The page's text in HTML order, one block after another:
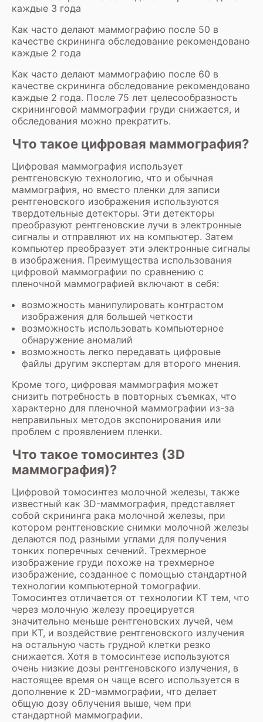
каждые 3 года
Как часто делают маммографию после 50 в
качестве скрининга обследование рекомендовано
каждые 2 года
Как часто делают маммографию после 60 в
качестве скрининга обследование рекомендовано
каждые 2 года. После 75 лет целесообразность
скрининговой маммографии груди снижается, и
обследования можно прекратить.
Что такое цифровая маммография?
Цифровая маммография использует
рентгеновскую технологию, что и обычная
маммография, но вместо пленки для записи
рентгеновского изображения используются
твердотельные детекторы. Эти детекторы
преобразуют рентгеновские лучи в электронные
сигналы и отправляют их на компьютер. Затем
компьютер преобразует эти электронные сигналы
в изображения. Преимущества использования
цифровой маммографии по сравнению с
пленочной маммографией включают в себя:
возможность манипулировать контрастом
изображения для большей четкости
возможность использовать компьютерное
обнаружение аномалий
возможность легко передавать цифровые
файлы другим экспертам для второго мнения.
Кроме того, цифровая маммография может
снизить потребность в повторных съемках, что
характерно для пленочной маммографии из-за
неправильных методов экспонирования или
проблем с проявлением пленки.
Что такое томосинтез (3D
маммография)?
Цифровой томосинтез молочной железы, также
известный как 3D-маммография, представляет
собой скрининга рака молочной железы, при
котором рентгеновские снимки молочной железы
делаются под разными углами для получения
тонких поперечных сечений. Трехмерное
изображение груди похоже на трехмерное
изображение, созданное с помощью стандартной
технологии компьютерной томографии.
Томосинтез отличается от технологии КТ тем, что
через молочную железу проецируется
значительно меньше рентгеновских лучей, чем
при КТ, и воздействие рентгеновского излучения
на остальную часть грудной клетки резко
снижается. Хотя в томосинтезе используются
очень низкие дозы рентгеновского излучения, в
настоящее время он чаще всего используется в
дополнение к 2D-маммографии, что делает
общую дозу облучения выше, чем при
стандартной маммографии.